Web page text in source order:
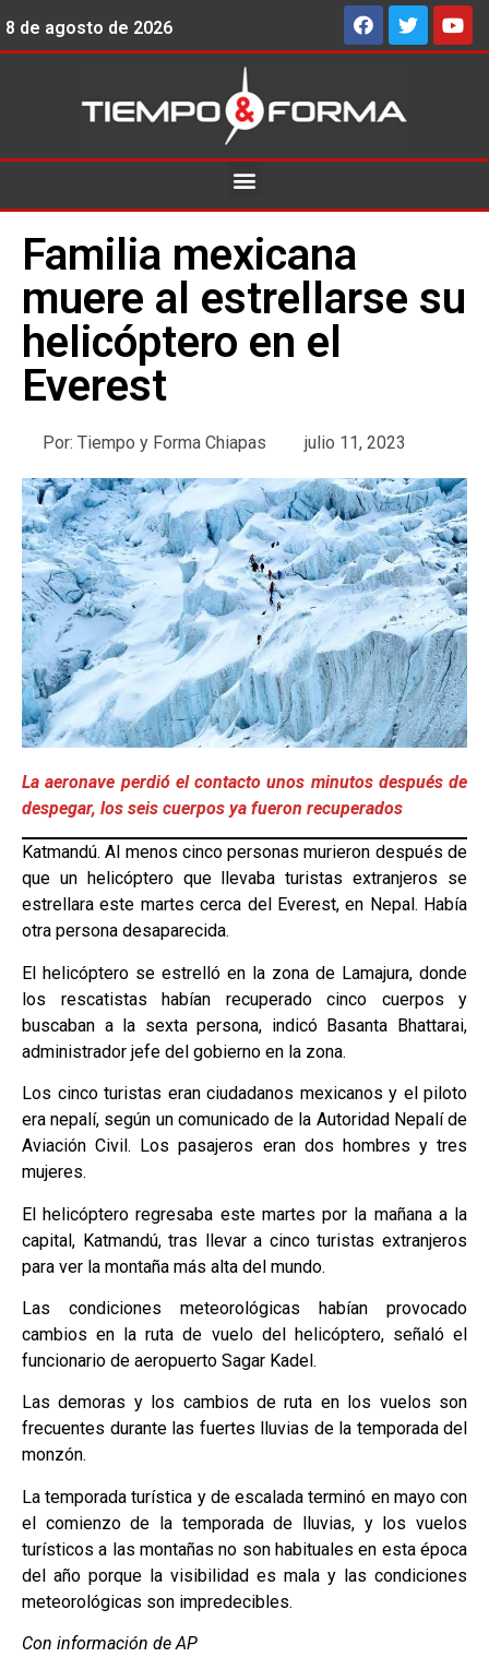
8 de agosto de 2026
Familia mexicana
muere al estrellarse su
helicóptero en el
Everest
Por: Tiempo y Forma Chiapas julio 11, 2023
La aeronave perdió el contacto unos minutos después de
despegar, los seis cuerpos ya fueron recuperados
Katmandú. Al menos cinco personas murieron después de
que un helicóptero que llevaba turistas extranjeros se
estrellara este martes cerca del Everest, en Nepal. Había
otra persona desaparecida.
El helicóptero se estrelló en la zona de Lamajura, donde
los rescatistas habían recuperado cinco cuerpos y
buscaban a la sexta persona, indicó Basanta Bhattarai,
administrador jefe del gobierno en la zona.
Los cinco turistas eran ciudadanos mexicanos y el piloto
era nepalí, según un comunicado de la Autoridad Nepalí de
Aviación Civil. Los pasajeros eran dos hombres y tres
mujeres.
El helicóptero regresaba este martes por la mañana a la
capital, Katmandú, tras llevar a cinco turistas extranjeros
para ver la montaña más alta del mundo.
Las condiciones meteorológicas habían provocado
cambios en la ruta de vuelo del helicóptero, señaló el
funcionario de aeropuerto Sagar Kadel.
Las demoras y los cambios de ruta en los vuelos son
frecuentes durante las fuertes lluvias de la temporada del
monzón.
La temporada turística y de escalada terminó en mayo con
el comienzo de la temporada de lluvias, y los vuelos
turísticos a las montañas no son habituales en esta época
del año porque la visibilidad es mala y las condiciones
meteorológicas son impredecibles.
Con información de AP